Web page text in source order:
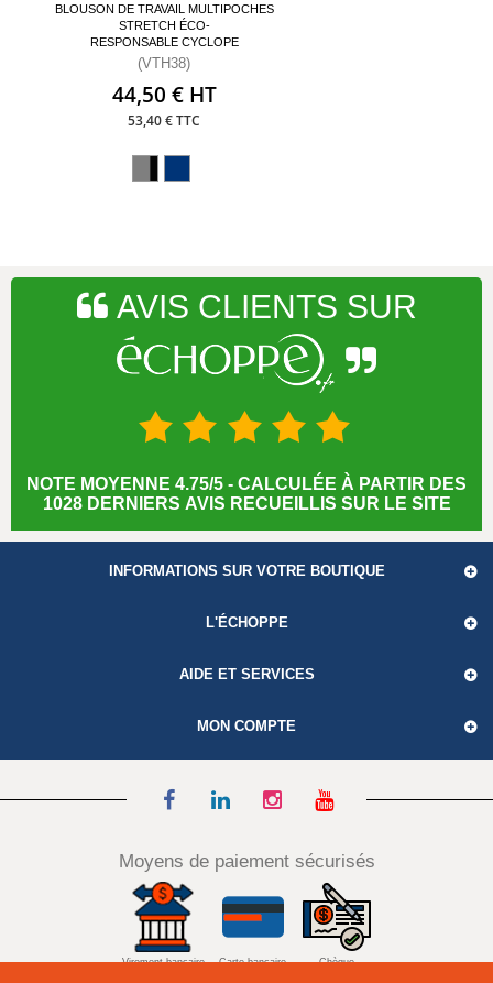
BLOUSON DE TRAVAIL MULTIPOCHES
STRETCH ÉCO-
RESPONSABLE CYCLOPE
(VTH38)
44,50 € HT
53,40 € TTC
NOTE MOYENNE 4.75/5 - CALCULÉE À PARTIR DES
1028 DERNIERS AVIS RECUEILLIS SUR LE SITE
INFORMATIONS SUR VOTRE BOUTIQUE
L'ÉCHOPPE
AIDE ET SERVICES
MON COMPTE
Moyens de paiement sécurisés
Virement bancaire Carte bancaire Chèque